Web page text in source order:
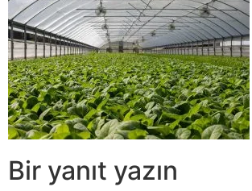
Bir yanıt yazın